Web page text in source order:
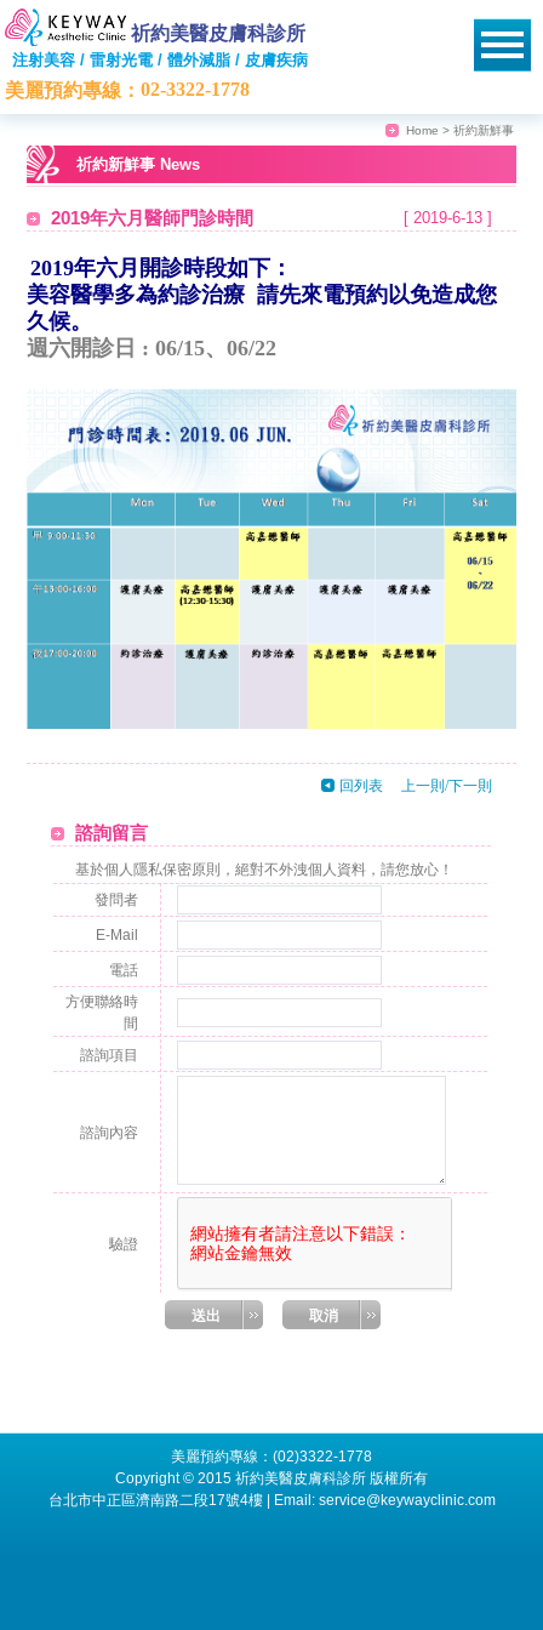
祈約美醫皮膚科診所
注射美容 / 雷射光電 / 體外減脂 / 皮膚疾病
美麗預約專線：02-3322-1778
Home > 祈約新鮮事
祈約新鮮事 News
2019年六月醫師門診時間 [ 2019-6-13 ]
2019年六月開診時段如下：
美容醫學多為約診治療 請先來電預約以免造成您
久候。
週六開診日 : 06/15、06/22
回列表 上一則 /下一則
美麗預約專線：(02)3322-1778
Copyright © 2015 祈約美醫皮膚科診所 版權所有
台北市中正區濟南路二段17號4樓 | Email: service@keywayclinic.com